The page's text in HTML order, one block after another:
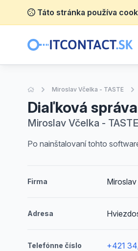
Táto stránka používa
Úvodná stránka
Miroslav Včelka - TASTE
Diaľková
Miroslav Včelka -
Po nainštalovaní tohto
Firma
Adresa
Telefónne číslo +421